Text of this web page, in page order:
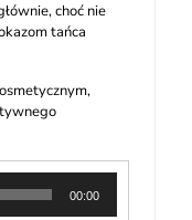
choć nie
tańca
00:00